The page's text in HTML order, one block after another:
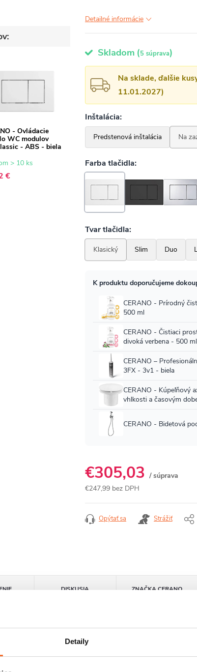
Detaily
- Ovládacie
WC modulov
- ABS - biela
> 10 ks
€
Detailné informácie
Skladom (5 súprava)
Na sklade, ďalšie
11.01.2027)
€305,03 / súprava
€247,99 bez DPH
Opýtať sa Strážiť
DISKUSIA ZNAČKA CERANO